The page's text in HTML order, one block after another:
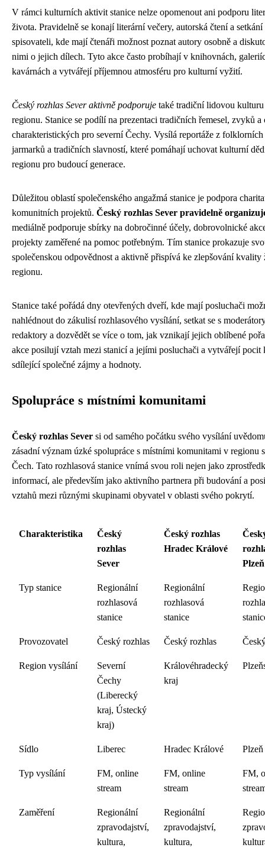
V rámci kulturních aktivit stanice nelze opomenout ani podporu
života. Pravidelně se konají literární večery, autorská čtení a setkání
spisovateli, kde mají čtenáři možnost poznat autory osobně a
nimi o jejich dílech. Tyto akce často probíhají v knihovnách,
kavárnách a vytvářejí příjemnou atmosféru pro kulturní vyžití.
Český rozhlas Sever aktivně podporuje také tradiční lidovou
regionu. Stanice se podílí na prezentaci tradičních řemesel, zvyků a
charakteristických pro severní Čechy. Vysílá reportáže z
jarmarků a tradičních slavností, které pomáhají uchovat kulturní
regionu pro budoucí generace.
Důležitou oblastí společenského angažmá stanice je podpora
komunitních projektů. Český rozhlas Sever pravidelně
mediálně podporuje sbírky na dobročinné účely, dobrovolnické
projekty zaměřené na pomoc potřebným. Tím stanice prokazuje
společenskou odpovědnost a aktivně přispívá ke zlepšování kvality
regionu.
Stanice také pořádá dny otevřených dveří, kde mají posluchači
nahlédnout do zákulisí rozhlasového vysílání, setkat se s
redaktory a dozvědět se více o tom, jak vznikají jejich oblíbené
akce posilují vztah mezi stanicí a jejími posluchači a vytvářejí pocit
sdílející společné zájmy a hodnoty.
Spolupráce s místními komunitami
Český rozhlas Sever si od samého počátku svého vysílání
zásadní význam úzké spolupráce s místními komunitami v regionu
Čech. Tato rozhlasová stanice vnímá svou roli nejen jako
informací, ale především jako aktivního partnera při budování a
vztahů mezi různými skupinami obyvatel v oblasti svého pokrytí.
Charakteristika
Český
rozhlas
Sever
Český rozhlas
Hradec Králové
Plzeň
Typ stanice
Regionální
rozhlasová
stanice
Regionální
rozhlasová
stanice
Provozovatel Český rozhlas Český rozhlas
Region vysílání
Severní
Čechy
(Liberecký
kraj, Ústecký
kraj)
Královéhradecký
kraj
Sídlo Liberec Hradec Králové Plzeň
Typ vysílání
FM, online
stream
FM, online
stream
FM,
Zaměření
Regionální
zpravodajství,
kultura,
Regionální
zpravodajství,
kultura,